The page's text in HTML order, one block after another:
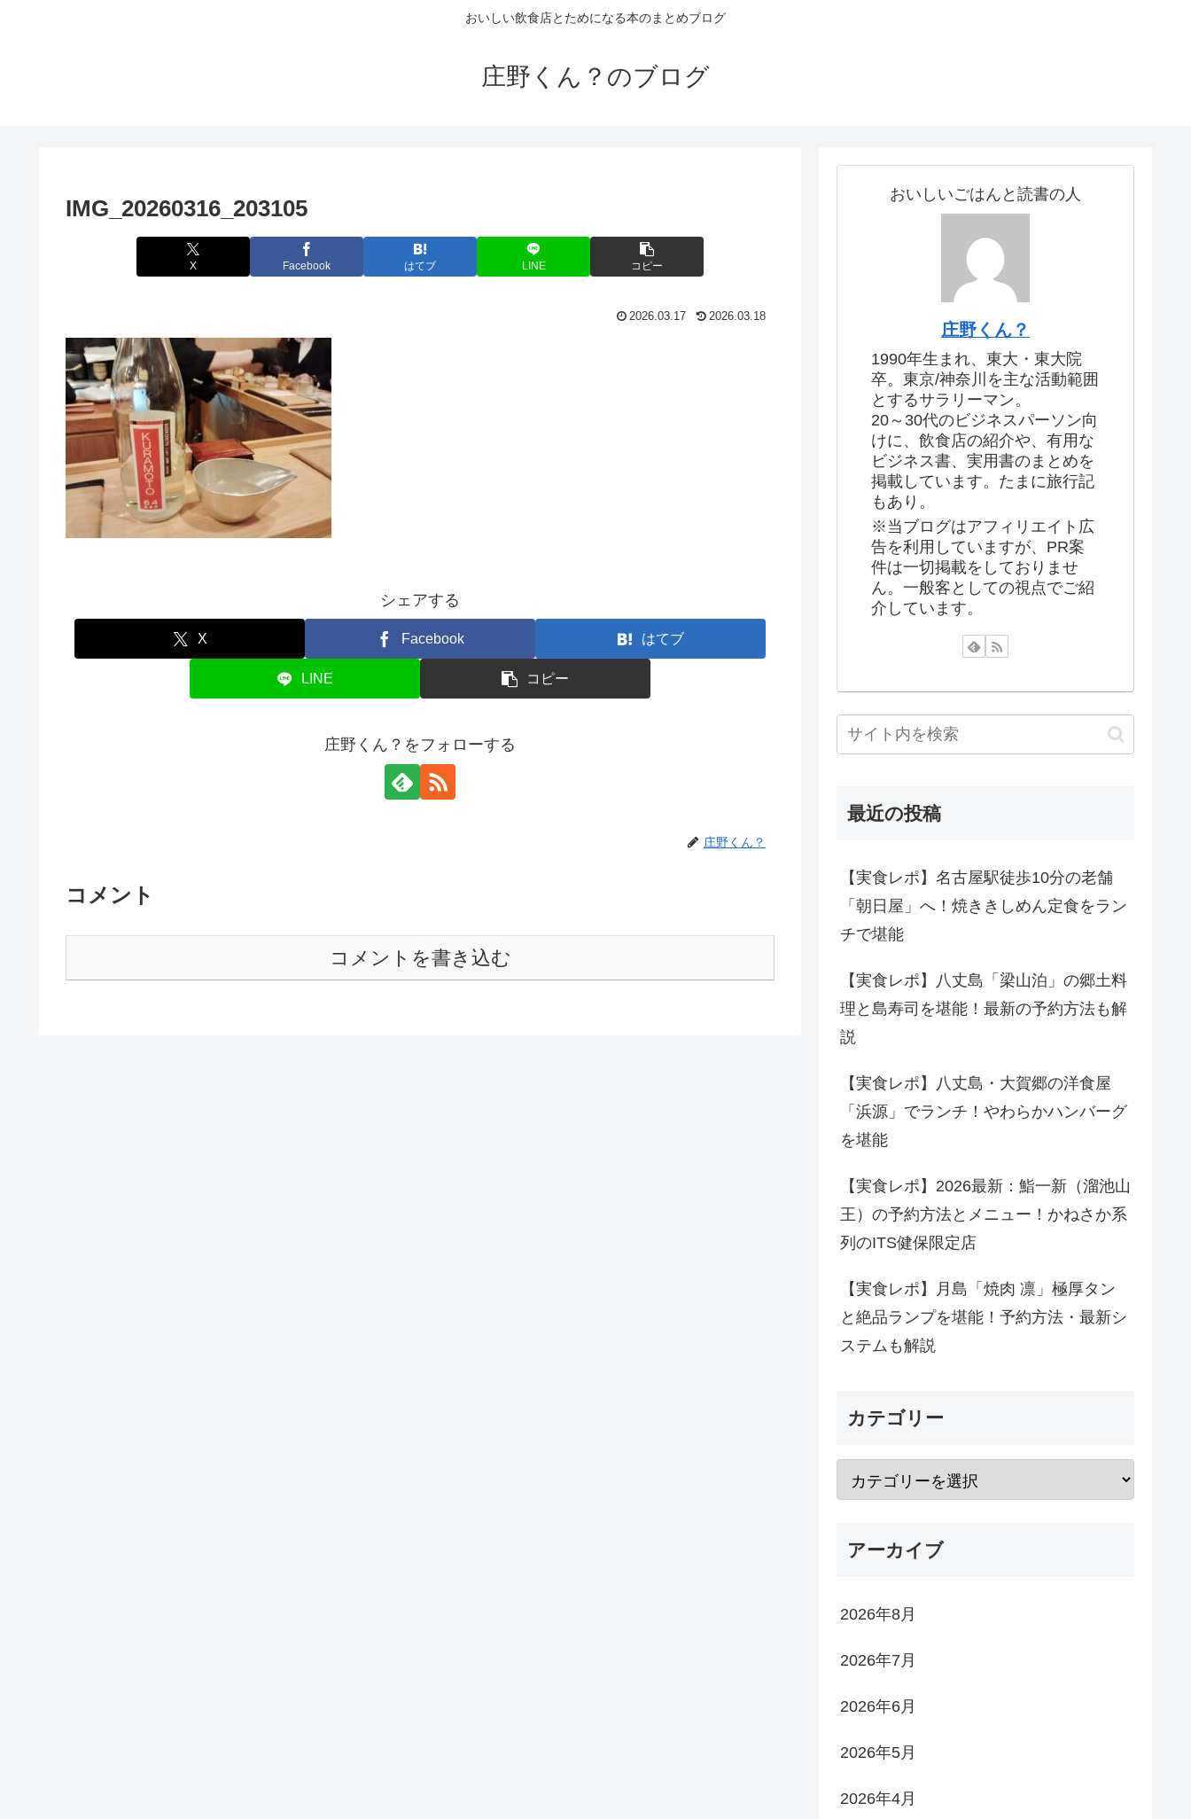
おいしい飲食店とためになる本のまとめブログ
庄野くん？のブログ
IMG_20260316_203105
X Facebook はてブ LINE コピー
2026.03.17 2026.03.18
シェアする
X Facebook はてブ
LINE コピー
庄野くん？をフォローする
庄野くん？
コメント
コメントを書き込む
おいしいごはんと読書の人
庄野くん？
1990年生まれ、東大・東大院
卒。東京/神奈川を主な活動範囲
とするサラリーマン。
20～30代のビジネスパーソン向
けに、飲食店の紹介や、有用な
ビジネス書、実用書のまとめを
掲載しています。たまに旅行記
もあり。
※当ブログはアフィリエイト広
告を利用していますが、PR案
件は一切掲載をしておりませ
ん。一般客としての視点でご紹
介しています。
最近の投稿
【実食レポ】名古屋駅徒歩10分の老舗
「朝日屋」へ！焼ききしめん定食をラン
チで堪能
【実食レポ】八丈島「梁山泊」の郷土料
理と島寿司を堪能！最新の予約方法も解
説
【実食レポ】八丈島・大賀郷の洋食屋
「浜源」でランチ！やわらかハンバーグ
を堪能
【実食レポ】2026最新：鮨一新（溜池山
王）の予約方法とメニュー！かねさか系
列のITS健保限定店
【実食レポ】月島「焼肉 凛」極厚タン
と絶品ランプを堪能！予約方法・最新シ
ステムも解説
カテゴリー
アーカイブ
2026年8月
2026年7月
2026年6月
2026年5月
2026年4月